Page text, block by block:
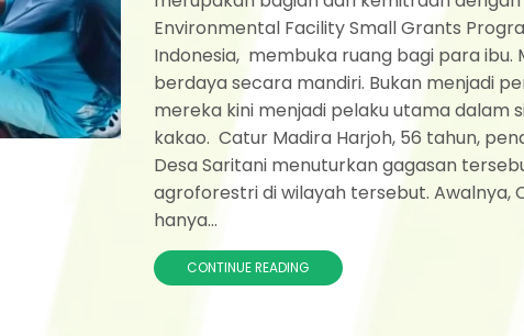
Environmental Facility Small Grants
Indonesia, membuka ruang bagi para ibu.
berdaya secara mandiri. Bukan menjadi
mereka kini menjadi pelaku utama dalam
kakao. Catur Madira Harjoh, 56 tahun,
Desa Saritani menuturkan gagasan
agroforestri di wilayah tersebut. Awalnya,
hanya...
CONTINUE READING